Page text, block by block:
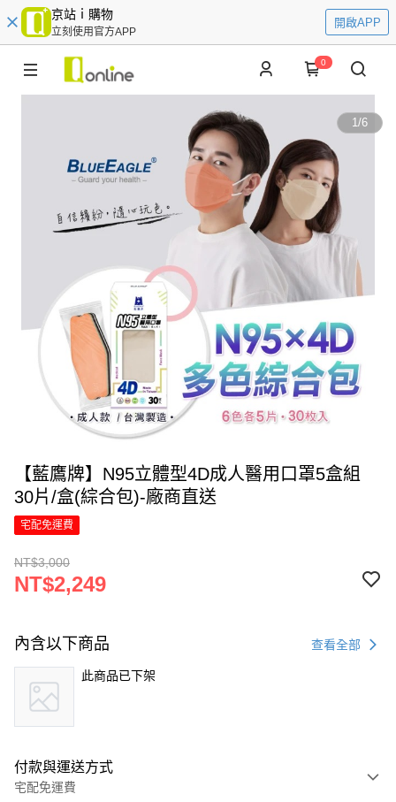
京站ｉ購物
立刻使用官方APP
開啟APP
0
1/6
【藍鷹牌】N95立體型4D成人醫用口罩5盒組
30片/盒(綜合包)-廠商直送
宅配免運費
NT$3,000
NT$2,249
內含以下商品 查看全部
此商品已下架
付款與運送方式
宅配免運費